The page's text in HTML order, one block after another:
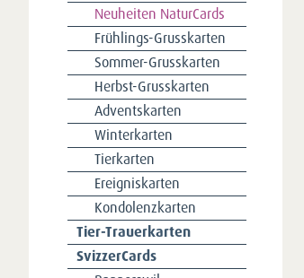
Neuheiten NaturCards
Frühlings-Grusskarten
Sommer-Grusskarten
Herbst-Grusskarten
Adventskarten
Winterkarten
Tierkarten
Ereigniskarten
Kondolenzkarten
Tier-Trauerkarten
SvizzerCards